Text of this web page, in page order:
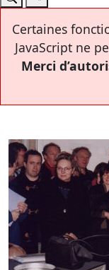
Certaines
JavaScript ne
Merci